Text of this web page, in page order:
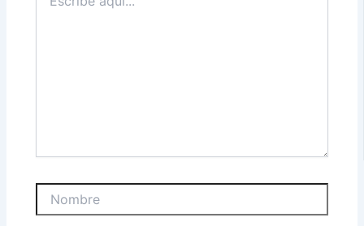
aquí...